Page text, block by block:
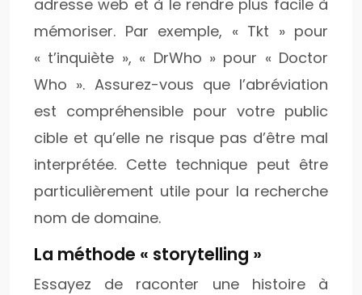
adresse web et à le rendre plus facile à
mémoriser. Par exemple, « Tkt » pour
« t’inquiète », « DrWho » pour « Doctor
Who ». Assurez-vous que l’abréviation
est compréhensible pour votre public
cible et qu’elle ne risque pas d’être mal
interprétée. Cette technique peut être
particulièrement utile pour la recherche
nom de domaine.
La méthode « storytelling »
Essayez de raconter une histoire à